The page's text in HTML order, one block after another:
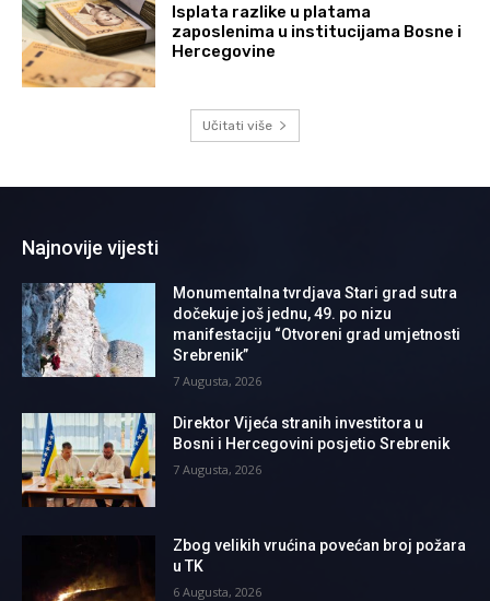
Isplata razlike u platama
zaposlenima u institucijama Bosne i
Hercegovine
Učitati više
Najnovije vijesti
Monumentalna tvrdjava Stari grad sutra
dočekuje još jednu, 49. po nizu
manifestaciju “Otvoreni grad umjetnosti
Srebrenik”
7 Augusta, 2026
Direktor Vijeća stranih investitora u
Bosni i Hercegovini posjetio Srebrenik
7 Augusta, 2026
Zbog velikih vrućina povećan broj požara
u TK
6 Augusta, 2026